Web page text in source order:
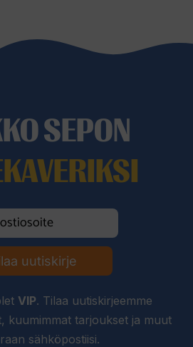
SEPON
uutiskirje
VIP. Tilaa uutiskirjeemme
kuumimmat tarjoukset ja muut
sähköpostiisi.